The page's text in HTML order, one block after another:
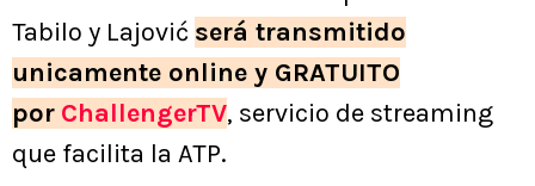
Tabilo y Lajović será transmitido
unicamente online y GRATUITO
por ChallengerTV, servicio de streaming
que facilita la ATP.